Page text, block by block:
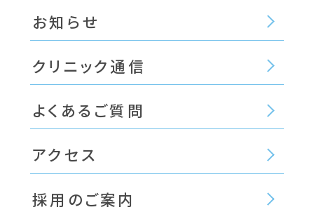
お知らせ
クリニック通信
よくあるご質問
アクセス
採用のご案内